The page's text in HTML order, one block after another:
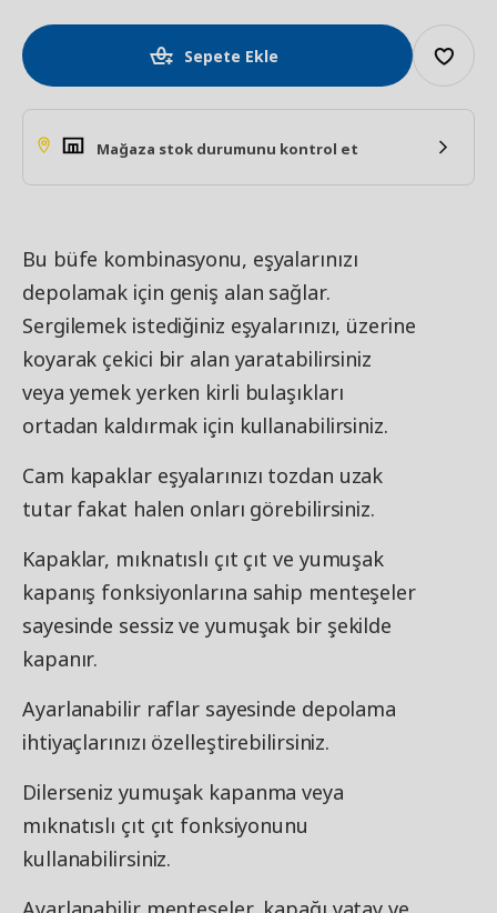
Sepete Ekle
Mağaza stok durumunu kontrol et
Bu büfe kombinasyonu, eşyalarınızı
depolamak için geniş alan sağlar.
Sergilemek istediğiniz eşyalarınızı, üzerine
koyarak çekici bir alan yaratabilirsiniz
veya yemek yerken kirli bulaşıkları
ortadan kaldırmak için kullanabilirsiniz.
Cam kapaklar eşyalarınızı tozdan uzak
tutar fakat halen onları görebilirsiniz.
Kapaklar, mıknatıslı çıt çıt ve yumuşak
kapanış fonksiyonlarına sahip menteşeler
sayesinde sessiz ve yumuşak bir şekilde
kapanır.
Ayarlanabilir raflar sayesinde depolama
ihtiyaçlarınızı özelleştirebilirsiniz.
Dilerseniz yumuşak kapanma veya
mıknatıslı çıt çıt fonksiyonunu
kullanabilirsiniz.